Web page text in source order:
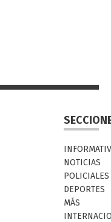
NOTICIAS
POLICIALES
DEPORTES
MÁS